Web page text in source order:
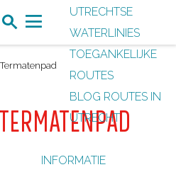
o
e
M
e
UTRECHTSE
WATERLINIES
TOEGANKELIJKE
ROUTES
BLOG ROUTES IN
UTRECHT
INFORMATIE